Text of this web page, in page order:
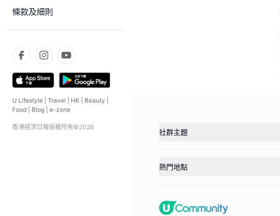
條款及細則
U Lifestyle Travel HK Beauty
Food
Blog e-zone
香港經濟日報版權所有©2026
社群主題
熱門地點